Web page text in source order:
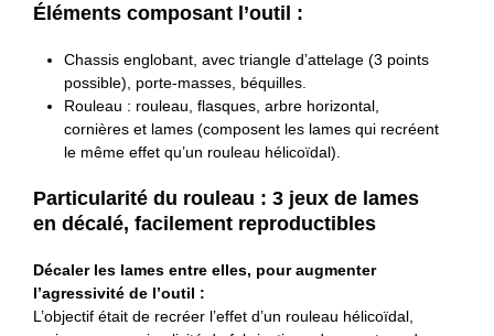
Éléments composant l’outil :
Chassis englobant, avec triangle d’attelage (3 points
possible), porte-masses, béquilles.
Rouleau : rouleau, flasques, arbre horizontal,
cornières et lames (composent les lames qui recréent
le même effet qu’un rouleau hélicoïdal).
Particularité du rouleau : 3 jeux de lames
en décalé, facilement reproductibles
Décaler les lames entre elles, pour augmenter
l’agressivité de l’outil :
L’objectif était de recréer l’effet d’un rouleau hélicoïdal,